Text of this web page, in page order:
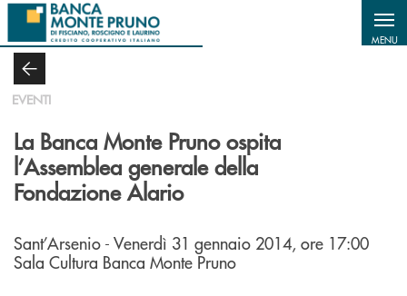
Salta al contenuto principale
MENU
EVENTI
La Banca Monte Pruno ospita
l’Assemblea generale della
Fondazione Alario
Sant’Arsenio - Venerdì 31 gennaio 2014, ore 17:00
Sala Cultura Banca Monte Pruno